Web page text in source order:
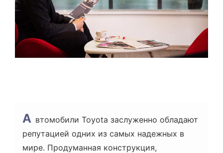
Н
Я
А втомобили Toyota заслуженно обладают
репутацией одних из самых надежных в
мире. Продуманная конструкция,